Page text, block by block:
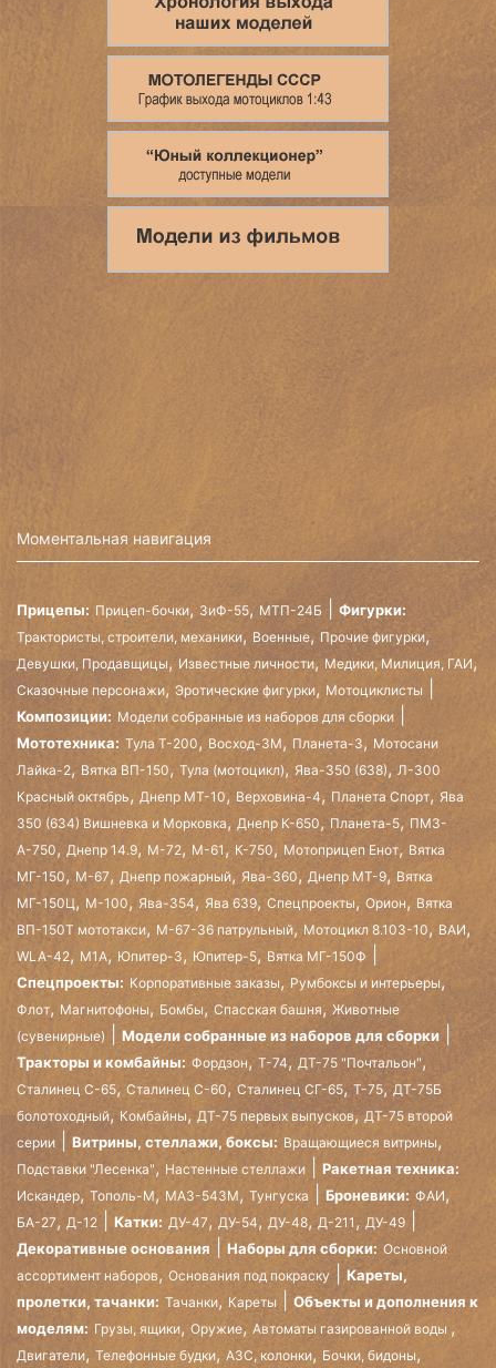
Моментальная навигация
Прицепы: Прицеп-бочки, ЗиФ-55, МТП-24Б Фигурки:
Трактористы, строители, механики, Военные, Прочие фигурки,
Девушки, Продавщицы, Известные личности, Медики, Милиция, ГАИ,
Сказочные персонажи, Эротические фигурки, Мотоциклисты
Композиции: Модели собранные из наборов для сборки
Мототехника: Тула Т-200, Восход-3М, Планета-3, Мотосани
Лайка-2, Вятка ВП-150, Тула (мотоцикл), Ява-350 (638), Л-300
Красный октябрь, Днепр МТ-10, Верховина-4, Планета Спорт, Ява
350 (634) Вишневка и Морковка, Днепр К-650,Планета-5,ПМЗ-
А-750, Днепр 14.9, М-72, М-61 , К-750, Мотоприцеп Енот, Вятка
МГ-150,М-67, Днепр пожарный,Ява-360, Днепр МТ-9, Вятка
МГ-150Ц, М-100, Ява-354, Ява 639, Спецпроекты, Орион, Вятка
ВП-150Т мототакси, М-67-36 патрульный, Мотоцикл 8.103-10, ВАИ,
WLA-42, М1А, Юпитер-3, Юпитер-5, Вятка МГ-150Ф
Спецпроекты: Корпоративные заказы, Румбоксы и интерьеры,
Флот, Магнитофоны, Бомбы, Спасская башня, Животные
(сувенирные)
Модели собранные из наборов для сборки
Тракторы и комбайны: Фордзон, Т-74, ДТ-75 "Почтальон",
Сталинец С-65,Сталинец С-60, Сталинец СГ-65, Т-75, ДТ-75Б
болотоходный,Комбайны, ДТ-75 первых выпусков, ДТ-75 второй
серии
Витрины, стеллажи, боксы: Вращающиеся витрины,
Подставки "Лесенка", Настенные стеллажи Ракетная техника:
Искандер, Тополь-М, МАЗ-543М, Тунгуска Броневики: ФАИ,
БА-27, Д-12 Катки: ДУ-47, ДУ-54, ДУ-48,Д-211 , ДУ-49
Декоративные основания Наборы для сборки: Основной
ассортимент наборов, Основания под покраску
Кареты,
пролетки, тачанки: Тачанки, Кареты
Объекты и дополнения к
моделям: Грузы, ящики, Оружие, Автоматы газированной воды ,
Двигатели, Телефонные будки, АЗС, колонки, Бочки, бидоны,